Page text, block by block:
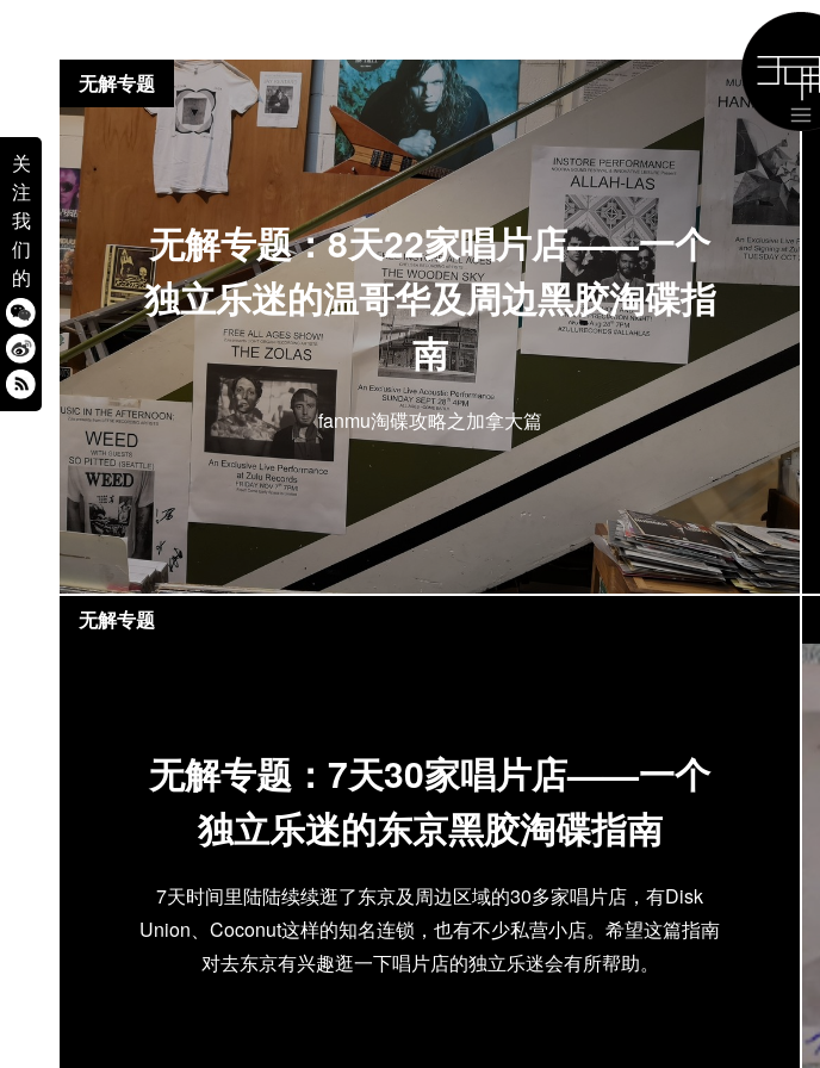
关
注
我
们
的
无解专题：8天22家唱片店——一个
独立乐迷的温哥华及周边黑胶淘碟指
南
fanmu淘碟攻略之加拿大篇
无解专题
无解专题：7天30家唱片店——一个
独立乐迷的东京黑胶淘碟指南
7天时间里陆陆续续逛了东京及周边区域的30多家唱片店，有Disk
Union、Coconut这样的知名连锁，也有不少私营小店。希望这篇指南
对去东京有兴趣逛一下唱片店的独立乐迷会有所帮助。
无解专题